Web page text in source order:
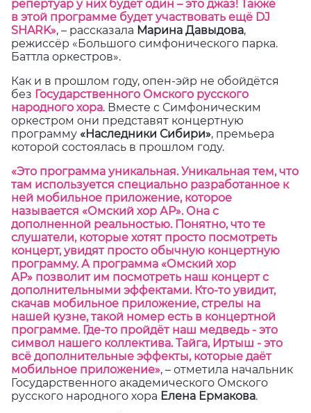
репертуар у них будет один – это джаз! Также
в этой программе будет участвовать ещё DJ
SHARK», – рассказала Марина Давыдова,
режиссёр «Большого симфонического парка.
Баттла оркестров».
Как и в прошлом году, опен-эйр не обойдётся
без Государственного Омского русского
народного хора. Вместе с Симфоническим
оркестром они представят концертную
программу «Наследники Сибири», премьера
которой состоялась в прошлом году.
«Это программа уникальная. Уникальная тем, что
там используется специально разработанное к
ней мобильное приложение, которое
называется «Омский хор АР». Она с
дополненной реальностью. Понятно, что те
слушатели, которые хотят просто посмотреть
концерт, увидят просто обычную концертную
программу. А программа «Омский хор
АР» позволит им посмотреть наш концерт с
дополнительными эффектами. Кто-то увидит,
скачав мобильное приложение, стрелы на
нашей кузне, такой номер есть в концертной
программе. Где-то пройдёт наш медведь - это
символ нашего коллектива. Тайга, Иртыш - это
всё дополнительные эффекты, которые даёт
мобильное приложение», – отметила начальник
Государственного академического Омского
русского народного хора Елена Ермакова.